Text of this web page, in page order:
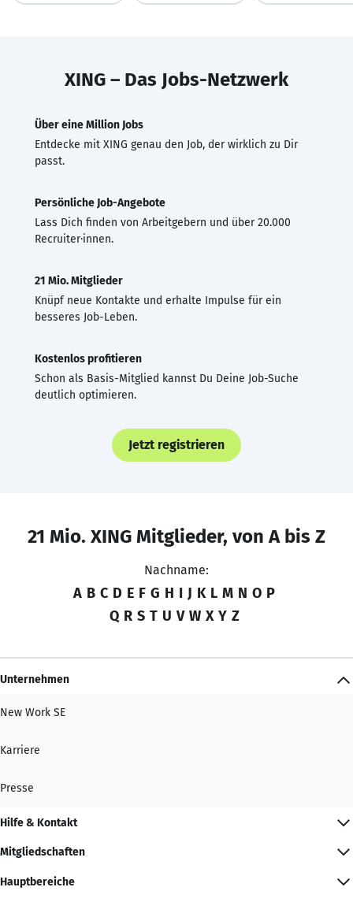
XING – Das Jobs-Netzwerk
Über eine Million Jobs
Entdecke mit XING genau den Job, der wirklich zu Dir
passt.
Persönliche Job-Angebote
Lass Dich finden von Arbeitgebern und über 20.000
Recruiter·innen.
21 Mio. Mitglieder
Knüpf neue Kontakte und erhalte Impulse für ein
besseres Job-Leben.
Kostenlos profitieren
Schon als Basis-Mitglied kannst Du Deine Job-Suche
deutlich optimieren.
Jetzt registrieren
21 Mio. XING Mitglieder, von A bis Z
Nachname:
A B C D E F G H I J K L M N O P
Q R S T U V W X Y Z
Unternehmen
New Work SE
Karriere
Presse
Hilfe & Kontakt
Mitgliedschaften
Hauptbereiche